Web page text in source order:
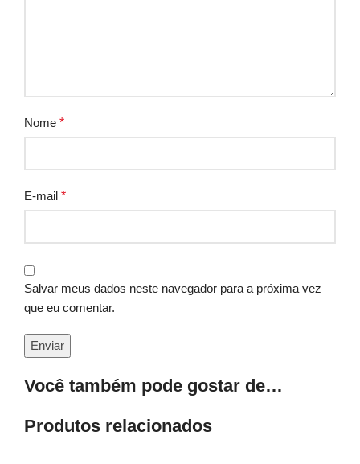
Nome *
E-mail *
Salvar meus dados neste navegador para a próxima vez
que eu comentar.
Você também pode gostar de…
Produtos relacionados